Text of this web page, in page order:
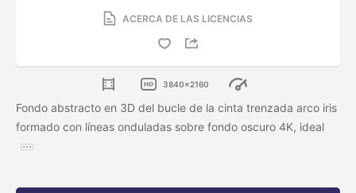
ACERCA DE LAS LICENCIAS
3840x2160
Fondo abstracto en 3D del bucle de la cinta trenzada arco iris
formado con líneas onduladas sobre fondo oscuro 4K, ideal